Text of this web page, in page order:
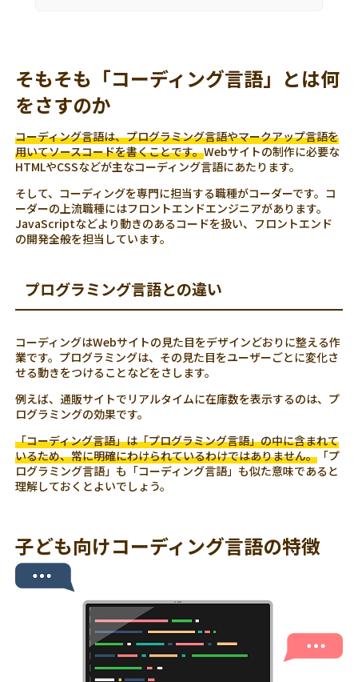
そもそも「コーディング言語」とは何
をさすのか
コーディング言語は、プログラミング言語やマークアップ言語を
用いてソースコードを書くことです。Webサイトの制作に必要な
HTMLやCSSなどが主なコーディング言語にあたります。
そして、コーディングを専門に担当する職種がコーダーです。コ
ーダーの上流職種にはフロントエンドエンジニアがあります。
JavaScriptなどより動きのあるコードを扱い、フロントエンド
の開発全般を担当しています。
プログラミング言語との違い
コーディングはWebサイトの見た目をデザインどおりに整える作
業です。プログラミングは、その見た目をユーザーごとに変化さ
せる動きをつけることなどをさします。
例えば、通販サイトでリアルタイムに在庫数を表示するのは、プ
ログラミングの効果です。
「コーディング言語」は「プログラミング言語」の中に含まれて
いるため、常に明確にわけられているわけではありません。 「プ
ログラミング言語」も「コーディング言語」も似た意味であると
理解しておくとよいでしょう。
子ども向けコーディング言語の特徴